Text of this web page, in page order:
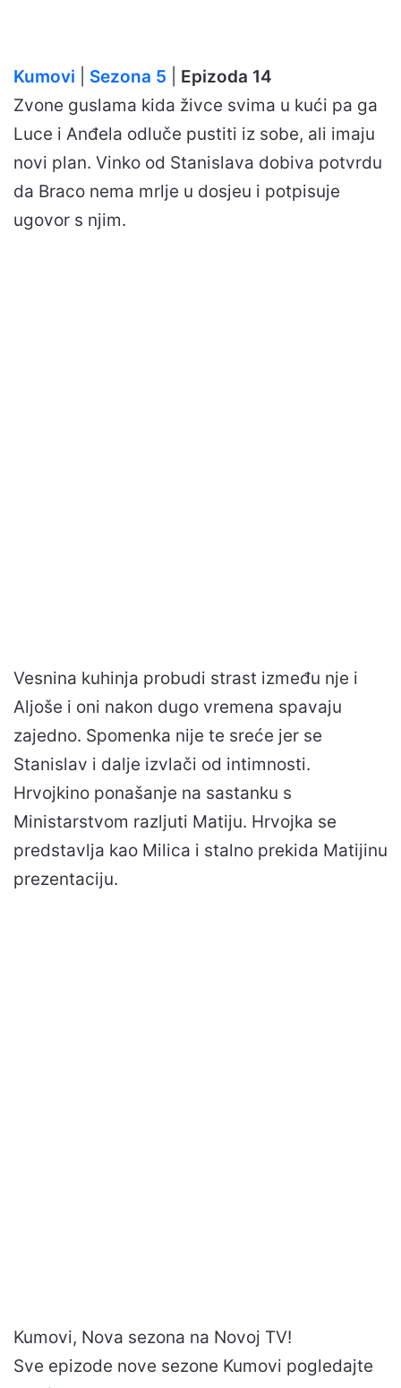
Kumovi Sezona 5
Epizoda 14
Zvone guslama kida živce svima u kući pa ga
Luce i Anđela odluče pustiti iz sobe, ali imaju
novi plan. Vinko od Stanislava dobiva potvrdu
da Braco nema mrlje u dosjeu i potpisuje
ugovor s njim.
Vesnina kuhinja probudi strast između nje i
Aljoše i oni nakon dugo vremena spavaju
zajedno. Spomenka nije te sreće jer se
Stanislav i dalje izvlači od intimnosti.
Hrvojkino ponašanje na sastanku s
Ministarstvom razljuti Matiju. Hrvojka se
predstavlja kao Milica i stalno prekida Matijinu
prezentaciju.
Kumovi, Nova sezona na Novoj TV!
Sve epizode nove sezone Kumovi pogledajte